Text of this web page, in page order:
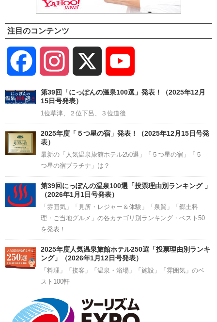
注目のコンテンツ
Facebook Instagram
Channel
第39回「にっぽんの温泉100選」発表！（2025年12月
15日号発表）
1位草津、２位下呂、３位道後
2025年度「５つ星の宿」発表！（2025年12月15日号発
表）
最新の「人気温泉旅館ホテル250選」「５つ星の宿」「５
つ星の宿プラチナ」は？
第39回にっぽんの温泉100選「投票理由別ランキング 」
（2026年1月1日号発表）
「雰囲気」「見所・レジャー＆体験」「泉質」「郷土料
理・ご当地グルメ」の各カテゴリ別ランキング・ベスト50
を発表！
2025年度人気温泉旅館ホテル250選「投票理由別ランキ
ング」（2026年1月12日号発表）
「料理」「接客」「温泉・浴場」「施設」「雰囲気」のベ
スト100軒